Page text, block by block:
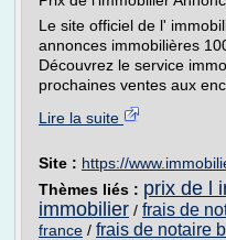
Le site officiel de l'
annonces immobilières
Découvrez le service
prochaines ventes aux
Lire la suite
Site : https://
Thèmes liés : prix de l
immobilier / frais de
france / frais de notaire